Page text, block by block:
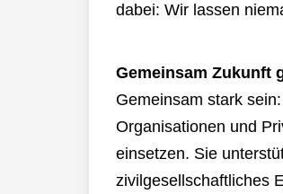
dabei: Wir lassen
Gemeinsam Zukunft
Gemeinsam stark
Organisationen und
einsetzen. Sie
zivilgesellschaftliches